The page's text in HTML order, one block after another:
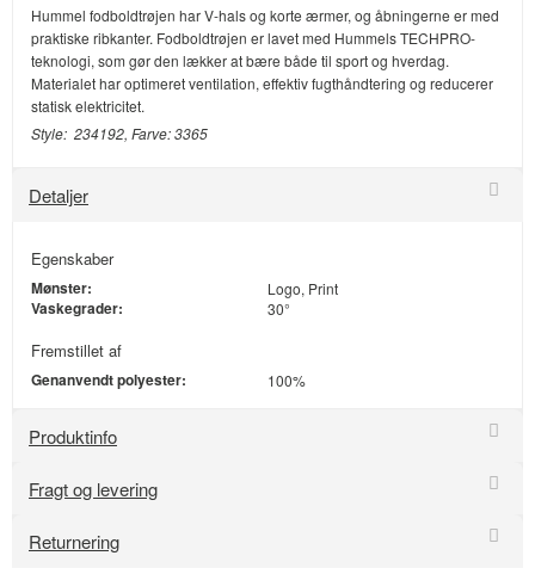
Hummel fodboldtrøjen har V-hals og korte ærmer, og åbningerne er med
praktiske ribkanter. Fodboldtrøjen er lavet med Hummels TECHPRO-
teknologi, som gør den lækker at bære både til sport og hverdag.
Materialet har optimeret ventilation, effektiv fugthåndtering og reducerer
statisk elektricitet.
Style: 234192, Farve: 3365
Detaljer
Egenskaber
Mønster: Logo, Print
Vaskegrader: 30°
Fremstillet af
Genanvendt polyester: 100%
Produktinfo
Fragt og levering
Returnering